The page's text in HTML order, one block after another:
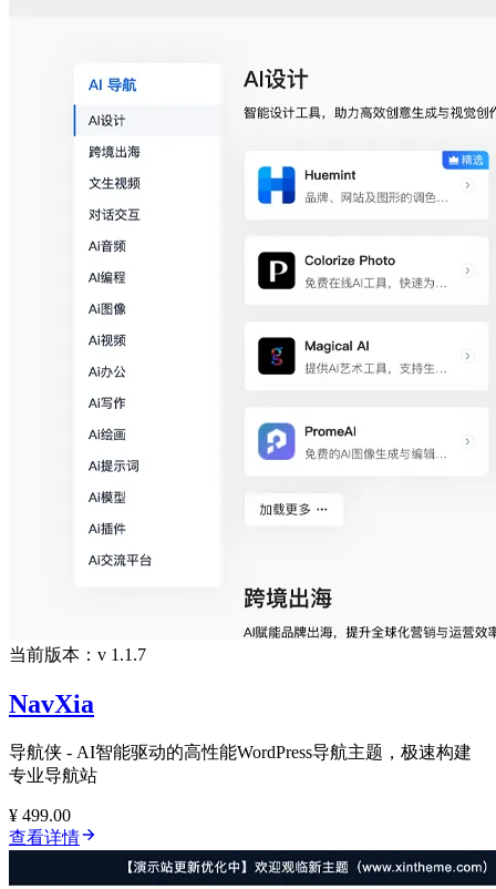
当前版本：v 1.1.7
NavXia
导航侠 - AI智能驱动的高性能WordPress导航主题，极速构建
专业导航站
¥ 499.00
查看详情